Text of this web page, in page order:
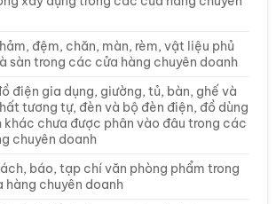
đệm, chăn, màn, rèm, vật liệu phủ
sàn trong các cửa hàng chuyên doanh
điện gia dụng, giường, tủ, bàn, ghế và
tương tự, đèn và bộ đèn điện, đồ dùng
khác chưa được phân vào đâu trong các
chuyên doanh
báo, tạp chí văn phòng phẩm trong
hàng chuyên doanh